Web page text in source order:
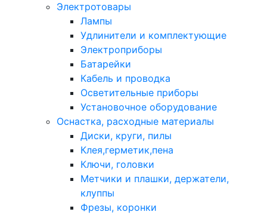
Электротовары
Лампы
Удлинители и комплектующие
Электроприборы
Батарейки
Кабель и проводка
Осветительные приборы
Установочное оборудование
Оснастка, расходные материалы
Диски, круги, пилы
Клея,герметик,пена
Ключи, головки
Метчики и плашки, держатели,
клуппы
Фрезы, коронки